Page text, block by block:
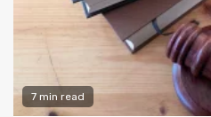
7 min read